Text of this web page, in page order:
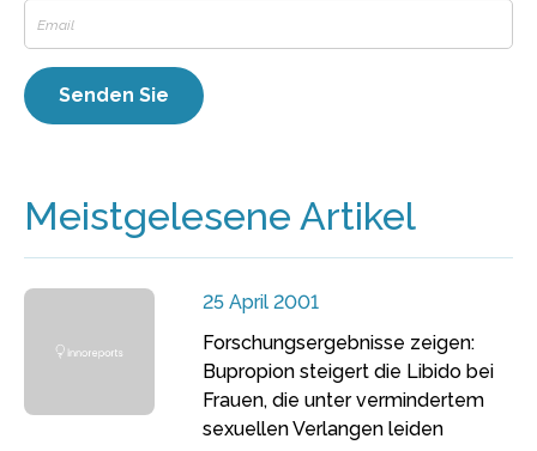
Meistgelesene Artikel
25 April 2001
Forschungsergebnisse zeigen:
Bupropion steigert die Libido bei
Frauen, die unter vermindertem
sexuellen Verlangen leiden